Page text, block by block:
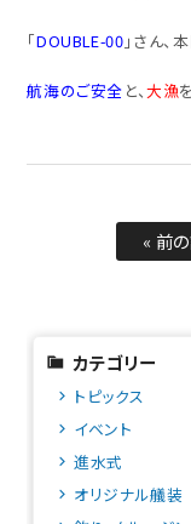
「DOUBLE-00 」さん、
航海のご安全 と、大漁
« 前
カテゴリー
トピックス
イベント
進水式
オリジナル艤装